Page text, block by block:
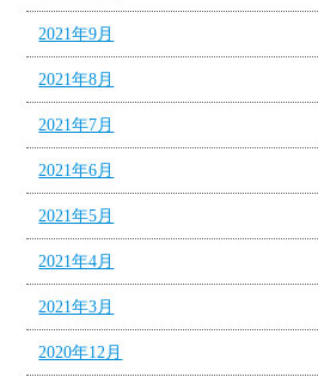
2021年9月
2021年8月
2021年7月
2021年6月
2021年5月
2021年4月
2021年3月
2020年12月